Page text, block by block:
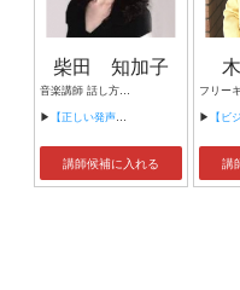
柴田 知加子
▶ 【正しい発声を身に付け、コミュニケーションUP】
講師候補に入れる
▶ 【ビジネス
講